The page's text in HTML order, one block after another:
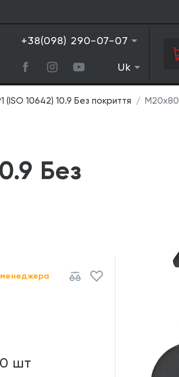
+38(098) 290-07-07
Uk
(ISO 10642) 10.9 Без покриття М20х80
Без
менеджера
шт